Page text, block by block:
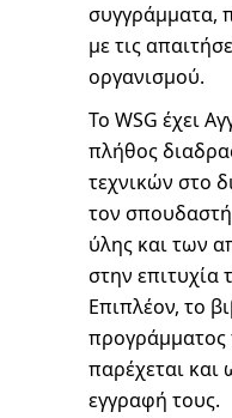
συγγράμματα,
με τις
οργανισμού.
Το WSG έχει
πλήθος
τεχνικών στο
τον
ύλης και των
στην επιτυχία
Επιπλέον, το
προγράμματος
παρέχεται
εγγραφή τους.